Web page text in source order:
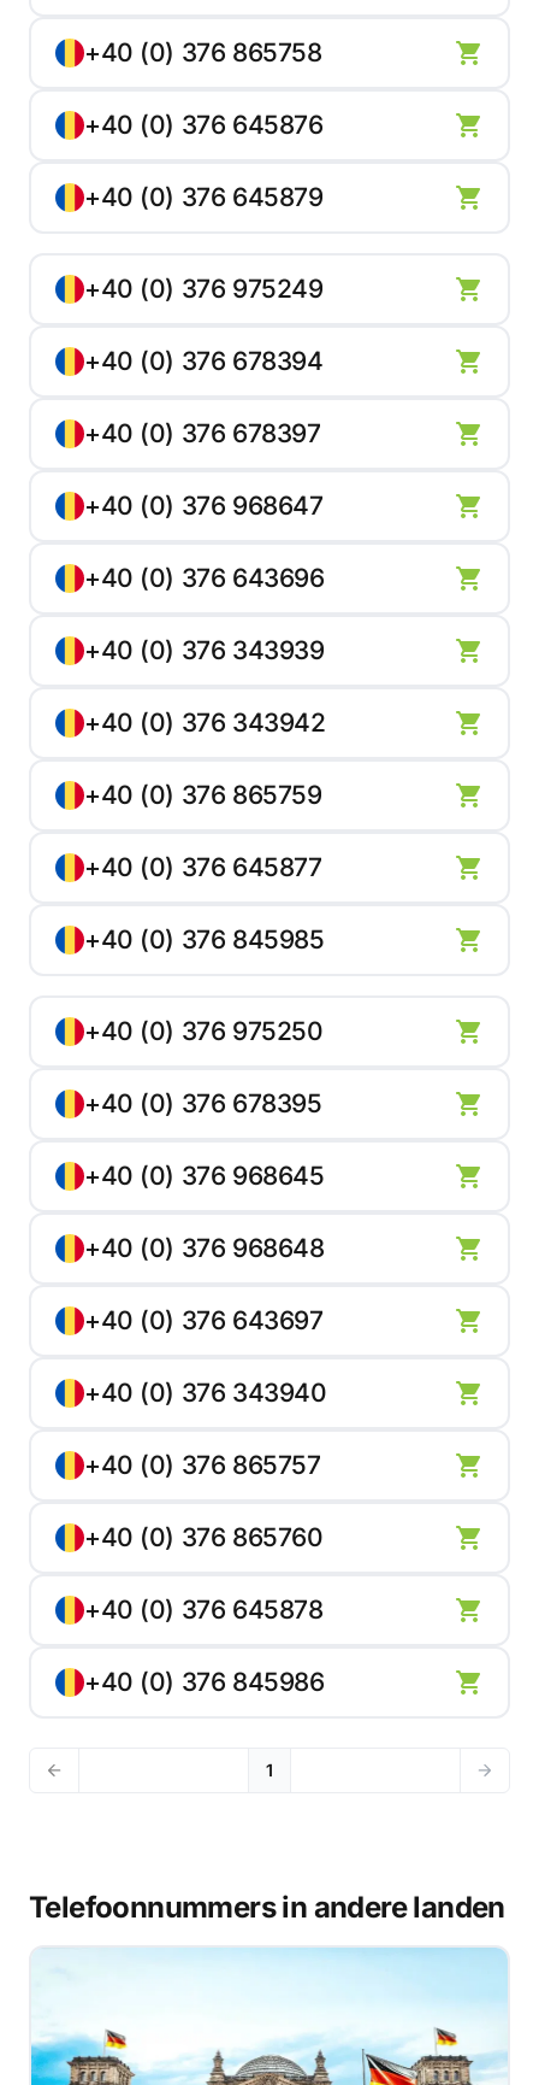
+40 (0) 376 865758
+40 (0) 376 645876
+40 (0) 376 645879
+40 (0) 376 975249
+40 (0) 376 678394
+40 (0) 376 678397
+40 (0) 376 968647
+40 (0) 376 643696
+40 (0) 376 343939
+40 (0) 376 343942
+40 (0) 376 865759
+40 (0) 376 645877
+40 (0) 376 845985
+40 (0) 376 975250
+40 (0) 376 678395
+40 (0) 376 968645
+40 (0) 376 968648
+40 (0) 376 643697
+40 (0) 376 343940
+40 (0) 376 865757
+40 (0) 376 865760
+40 (0) 376 645878
+40 (0) 376 845986
1
Telefoonnummers in andere landen